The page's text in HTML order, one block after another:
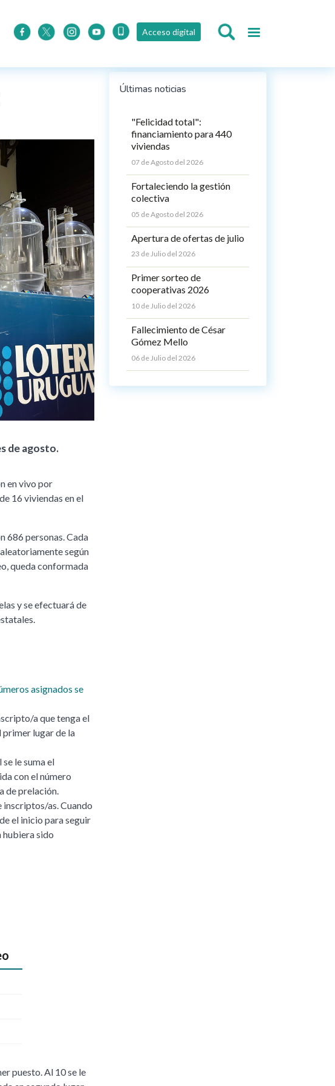
Acceso digital
de agosto.
en vivo por
16 viviendas en el
686 personas. Cada
según
queda conformada
y se efectuará de
asignados se
a que tenga el
primer lugar de la
le suma el
con el número
de prelación.
inscriptos/as. Cuando
el inicio para seguir
hubiera sido
puesto. Al 10 se le
Últimas noticias
"Felicidad total":
financiamiento para 440
viviendas
07 de Agosto del 2026
Fortaleciendo la gestión
colectiva
05 de Agosto del 2026
Apertura de ofertas de julio
23 de Julio del 2026
Primer sorteo de
cooperativas 2026
10 de Julio del 2026
Fallecimiento de César
Gómez Mello
06 de Julio del 2026